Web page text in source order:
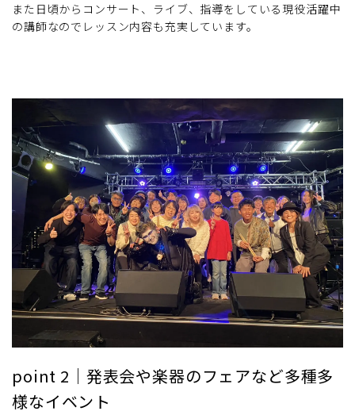
また日頃からコンサート、ライブ、指導をしている現役活躍中
の講師なのでレッスン内容も充実しています。
point 2｜発表会や楽器のフェアなど多種多
様なイベント